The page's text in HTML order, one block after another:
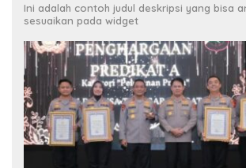
Ini adalah contoh judul deskripsi yang bisa
sesuaikan pada widget